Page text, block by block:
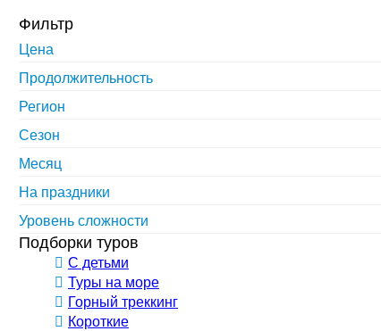
Фильтр
Цена
Продолжительность
Регион
Сезон
Месяц
На праздники
Уровень сложности
Подборки туров
С детьми
Туры на море
Горный треккинг
Короткие